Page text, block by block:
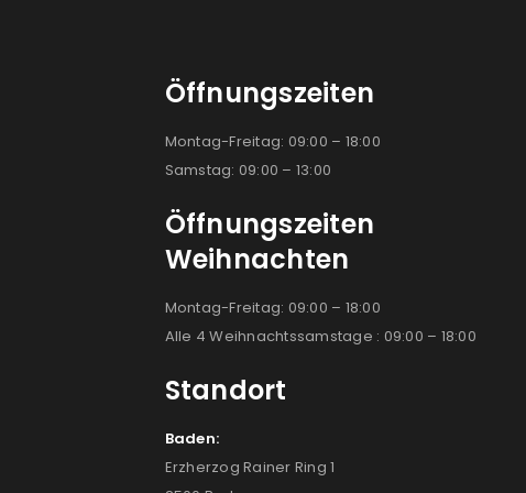
Öffnungszeiten
Montag-Freitag: 09:00 – 18:00
Samstag: 09:00 – 13:00
Öffnungszeiten
Weihnachten
Montag-Freitag: 09:00 – 18:00
Alle 4 Weihnachtssamstage : 09:00 – 18:00
Standort
Baden:
Erzherzog Rainer Ring 1